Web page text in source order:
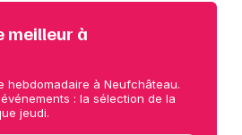
meilleur à
hebdomadaire à Neufchâteau.
: la sélection de la
jeudi.